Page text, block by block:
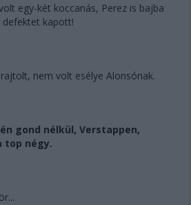
egy-két koccanás, Perez is bajba
defektet kapott!
nem volt esélye Alonsónak.
gond nélkül, Verstappen,
top négy.